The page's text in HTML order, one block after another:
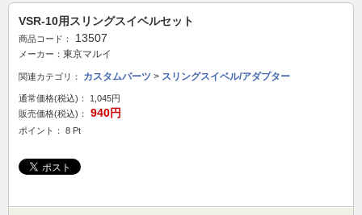
VSR-10用スリングスイベルセット
商品コード： 13507
メーカー： 東京マルイ
関連カテゴリ： カスタムパーツ > スリングスイベル/アダプター
通常価格(税込)：
1,045円
販売価格(税込)：
940円
ポイント： 8 Pt